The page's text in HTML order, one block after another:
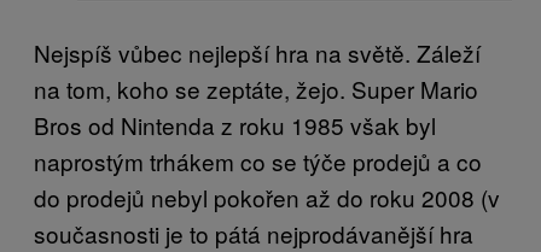
Nejspíš vůbec nejlepší hra na světě. Záleží
na tom, koho se zeptáte, žejo. Super Mario
Bros od Nintenda z roku 1985 však byl
naprostým trhákem co se týče prodejů a co
do prodejů nebyl pokořen až do roku 2008 (v
současnosti je to pátá nejprodávanější hra